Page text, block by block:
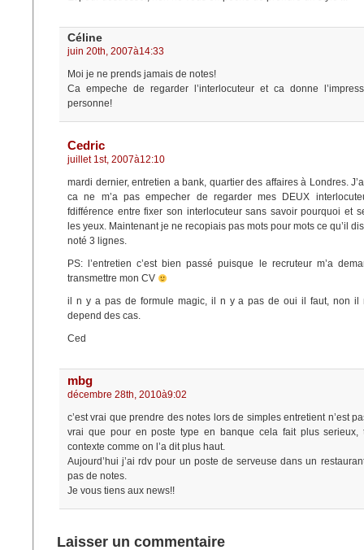
Céline
juin 20th, 2007à14:33
Moi je ne prends jamais de notes!
Ca empeche de regarder l’interlocuteur et ca donne
personne!
Cedric
juillet 1st, 2007à12:10
mardi dernier, entretien a bank, quartier des affaires à Londres.
ca ne m’a pas empecher de regarder mes DEUX
fdifférence entre fixer son interlocuteur sans savoir pourquoi et
les yeux. Maintenant je ne recopiais pas mots pour mots ce qu’il
noté 3 lignes.
PS: l’entretien c’est bien passé puisque le recruteur m’a
transmettre mon CV
il n y a pas de formule magic, il n y a pas de oui il faut, non il
depend des cas.
Ced
mbg
décembre 28th, 2010à9:02
c’est vrai que prendre des notes lors de simples entretient n’est
vrai que pour en poste type en banque cela fait plus serieux,
contexte comme on l’a dit plus haut.
Aujourd’hui j’ai rdv pour un poste de serveuse dans un
pas de notes.
Je vous tiens aux news!!
Laisser un commentaire